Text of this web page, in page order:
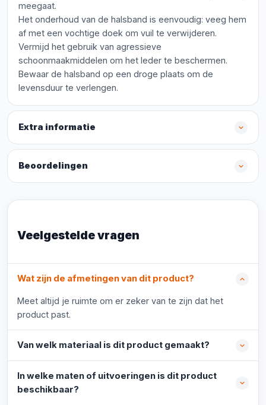
meegaat.
Het onderhoud van de halsband is eenvoudig: veeg hem
af met een vochtige doek om vuil te verwijderen.
Vermijd het gebruik van agressieve
schoonmaakmiddelen om het leder te beschermen.
Bewaar de halsband op een droge plaats om de
levensduur te verlengen.
Extra informatie
Beoordelingen
Veelgestelde vragen
Wat zijn de afmetingen van dit product?
Meet altijd je ruimte om er zeker van te zijn dat het
product past.
Van welk materiaal is dit product gemaakt?
In welke maten of uitvoeringen is dit product
beschikbaar?